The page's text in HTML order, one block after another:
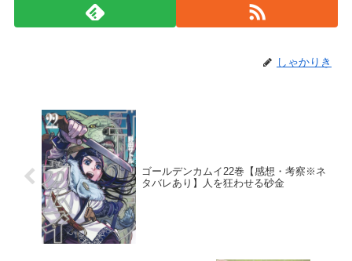
しゃかりき
ゴールデンカムイ22巻【感想・考察※ネ
タバレあり】人を狂わせる砂金